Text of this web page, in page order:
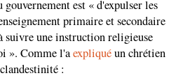
est « d'expulser les
primaire et secondaire
suivre une instruction religieuse
». Comme l'aexpliquéun chrétien
: